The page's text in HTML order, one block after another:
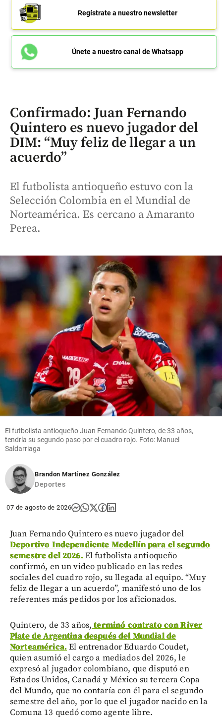
Regístrate a nuestro newsletter
Únete a nuestro canal de Whatsapp
Confirmado: Juan Fernando
Quintero es nuevo jugador del
DIM: “Muy feliz de llegar a un
acuerdo”
El futbolista antioqueño estuvo con la
Selección Colombia en el Mundial de
Norteamérica. Es cercano a Amaranto
Perea.
El futbolista antioqueño Juan Fernando Quintero, de 33 años,
tendría su segundo paso por el cuadro rojo. Foto: Manuel
Saldarriaga
Brandon Martínez González
Deportes
07 de agosto de 2026
Juan Fernando Quintero es nuevo jugador del
Deportivo Independiente Medellín para el segundo
semestre del 2026.El futbolista antioqueño
confirmó, en un video publicado en las redes
sociales del cuadro rojo, su llegada al equipo. “Muy
feliz de llegar a un acuerdo”, manifestó uno de los
referentes más pedidos por los aficionados.
Quintero, de 33 años,terminó contrato con River
Plate de Argentina después del Mundial de
Norteamérica.El entrenador Eduardo Coudet,
quien asumió el cargo a mediados del 2026, le
expresó al jugador colombiano, que disputó en
Estados Unidos, Canadá y México su tercera Copa
del Mundo, que no contaría con él para el segundo
semestre del año, por lo que el jugador nacido en la
Comuna 13 quedó como agente libre.